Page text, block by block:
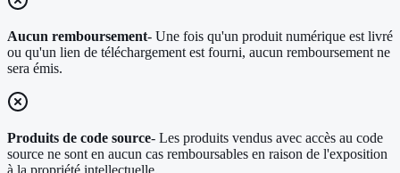
Aucun remboursement- Une fois qu'un produit numérique est livré
ou qu'un lien de téléchargement est fourni, aucun remboursement ne
sera émis.
Produits de code source- Les produits vendus avec accès au code
source ne sont en aucun cas remboursables en raison de l'exposition
à la propriété intellectuelle.